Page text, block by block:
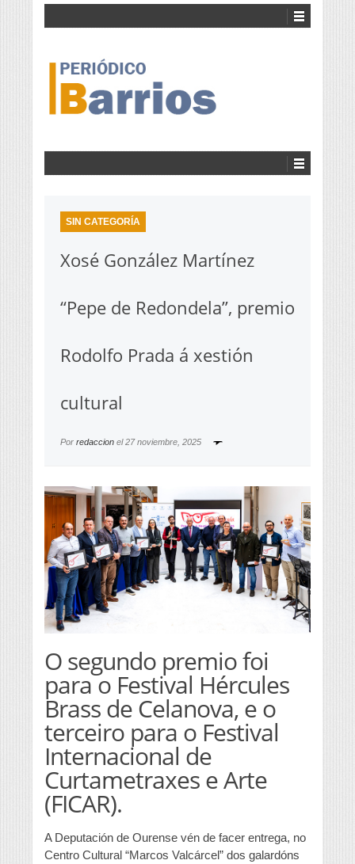
SIN CATEGORÍA
Xosé González Martínez
“Pepe de Redondela”, premio
Rodolfo Prada á xestión
cultural
Por redaccion el27 noviembre, 2025
O segundo premio foi
para o Festival Hércules
Brass de Celanova, e o
terceiro para o Festival
Internacional de
Curtametraxes e Arte
(FICAR).
A Deputación de Ourense vén de facer entrega, no
Centro Cultural “Marcos Valcárcel” dos galardóns